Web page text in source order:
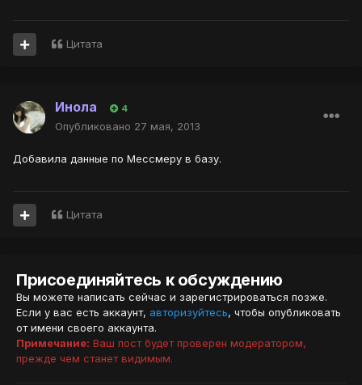
Цитата
Инола 4
Опубликовано 27 мая, 2013
Добавила данные по Мессмеру в базу.
Цитата
Присоединяйтесь к обсуждению
Вы можете написать сейчас и зарегистрироваться позже.
Если у вас есть аккаунт, авторизуйтесь, чтобы опубликовать
от имени своего аккаунта.
Примечание: Ваш пост будет проверен модератором,
прежде чем станет видимым.